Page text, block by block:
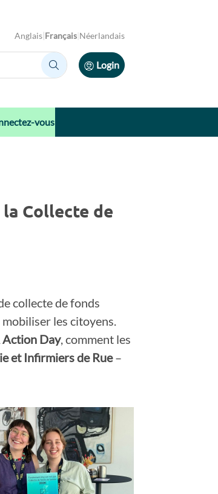
Anglais Français Néerlandais
Cherchez: Login
vous
Collecte de
collecte de fonds
les citoyens.
Day, comment les
et Infirmiers de Rue–